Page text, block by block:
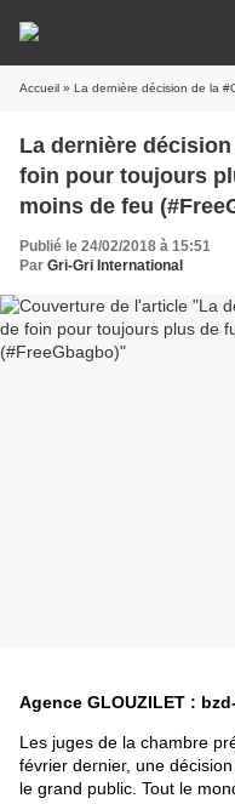
Accueil » La dernière décision de la #CPI : beaucoup
La dernière
foin pour toujours
moins de feu
Publié le 24/02/2018 à 15:51
Par Gri-Gri International
Agence GLOUZILET :
Les juges de la chambre
février dernier, une
le grand public. Tout le